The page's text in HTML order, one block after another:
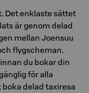
Det enklaste sättet
är genom delad
mellan Joensuu
flygscheman.
du bokar din
för alla
delad taxiresa